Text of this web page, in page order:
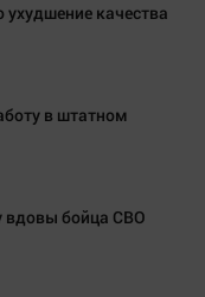
качества
в штатном
вдовы бойца СВО